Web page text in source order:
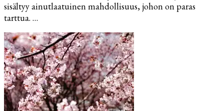
sisältyy ainutlaatuinen mahdollisuus, johon on paras
tarttua. …